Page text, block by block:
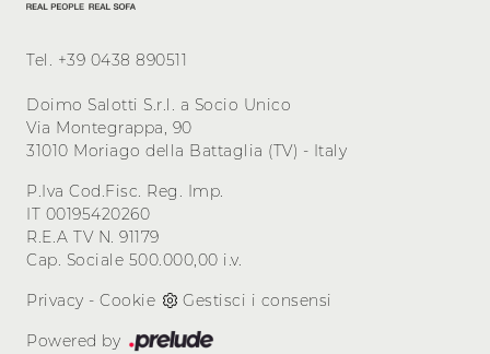
Tel. +39 0438 890511
Doimo Salotti S.r.l. a Socio Unico
Via Montegrappa, 90
31010 Moriago della Battaglia (TV) - Italy
P.Iva Cod.Fisc. Reg. Imp.
IT 00195420260
R.E.A TV N. 91179
Cap. Sociale 500.000,00 i.v.
Privacy - Cookie Gestisci i consensi
Powered by